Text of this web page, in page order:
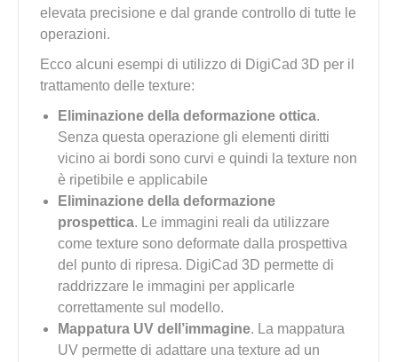
elevata precisione e dal grande controllo di tutte le
operazioni.
Ecco alcuni esempi di utilizzo di DigiCad 3D per il
trattamento delle texture:
Eliminazione della deformazione ottica.
Senza questa operazione gli elementi diritti
vicino ai bordi sono curvi e quindi la texture non
è ripetibile e applicabile
Eliminazione della deformazione
prospettica. Le immagini reali da utilizzare
come texture sono deformate dalla prospettiva
del punto di ripresa. DigiCad 3D permette di
raddrizzare le immagini per applicarle
correttamente sul modello.
Mappatura UV dell’immagine. La mappatura
UV permette di adattare una texture ad un